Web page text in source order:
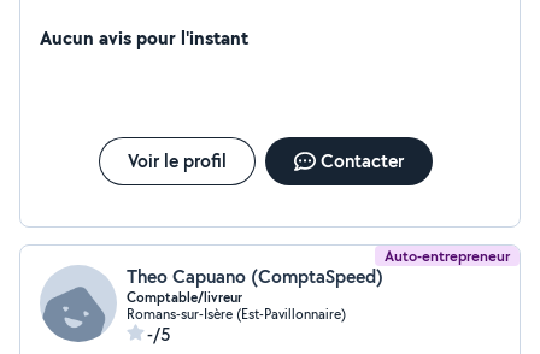
Aucun avis pour l'instant
Voir le profil Contacter
Auto-entrepreneur
Theo Capuano (ComptaSpeed)
Comptable/livreur
Romans-sur-Isère (Est-Pavillonnaire)
-/5